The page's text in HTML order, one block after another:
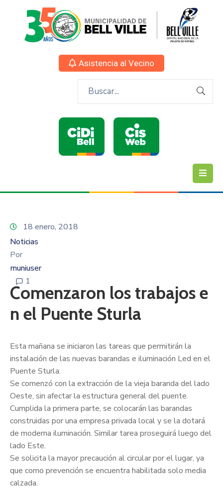
Asistencia al Vecino
18 enero, 2018
Noticias
Por
muniuser
1
Comenzaron los trabajos e
n el Puente Sturla
Esta mañana se iniciaron las tareas que permitirán la
instalación de las nuevas barandas e iluminación Led en el
Puente Sturla.
Se comenzó con la extracción de la vieja baranda del lado
Oeste, sin afectar la estructura general del puente.
Cumplida la primera parte, se colocarán las barandas
construidas por una empresa privada local y se la dotará
de moderna iluminación. Similar tarea proseguirá luego del
lado Este.
Se solicita la mayor precaución al circular por el lugar, ya
que como prevención se encuentra habilitada solo media
calzada.